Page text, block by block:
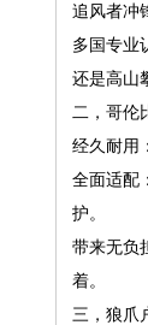
追风者冲
多国专业
还是高山
二，哥伦
经久耐用
全面适配
护。
带来无负
着。
三，狼爪